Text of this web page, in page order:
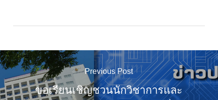
Previous Post
ขอเรียนเชิญชวนนักวิชาการและ